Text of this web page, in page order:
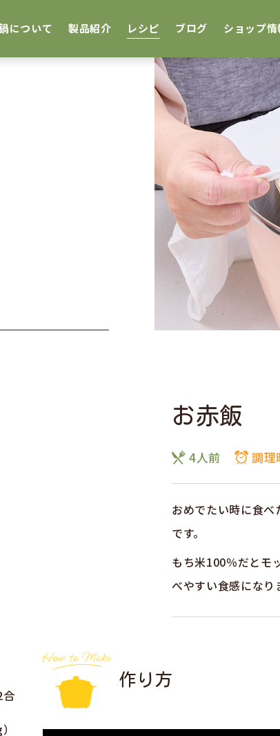
について 製品紹介 レシピ ブログ ショップ情
お赤飯
4人前 調理
おめでたい時に食
です。
もち米100％だとモ
べやすい食感になり
合
作り方